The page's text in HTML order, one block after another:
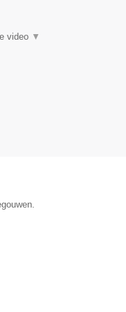
video ▼